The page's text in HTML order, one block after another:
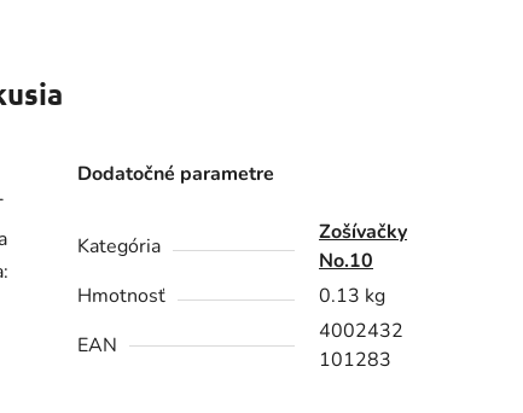
Dodatočné parametre
Kategória
Zošívačky
No.10
Hmotnosť
0.13 kg
EAN
4002432
101283